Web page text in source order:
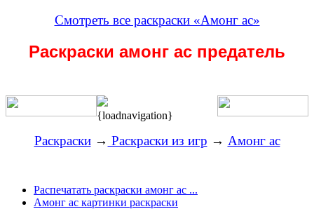
Смотреть все раскраски «Амонг ас»
Раскраски амонг ас предатель
{loadnavigation}
Раскраски→ Раскраски из игр → Амонг ас
Распечатать раскраски амонг ас ...
Амонг ас картинки раскраски